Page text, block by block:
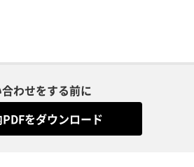
わせをする前に
をダウンロード